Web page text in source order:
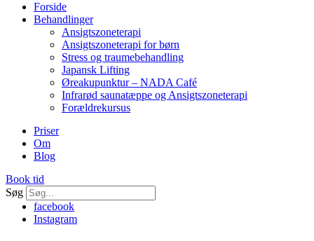
Forside
Behandlinger
Ansigtszoneterapi
Ansigtszoneterapi for børn
Stress og traumebehandling
Japansk Lifting
Øreakupunktur – NADA Café
Infrarød saunatæppe og Ansigtszoneterapi
Forældrekursus
Priser
Om
Blog
Book tid
Søg
facebook
Instagram